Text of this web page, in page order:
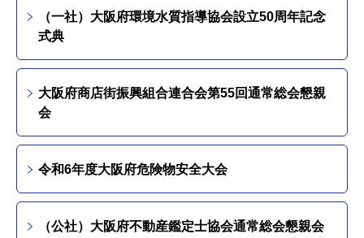
（一社）大阪府環境水質指導協会設立50周年記念
式典
大阪府商店街振興組合連合会第55回通常総会懇親
会
令和6年度大阪府危険物安全大会
（公社）大阪府不動産鑑定士協会通常総会懇親会